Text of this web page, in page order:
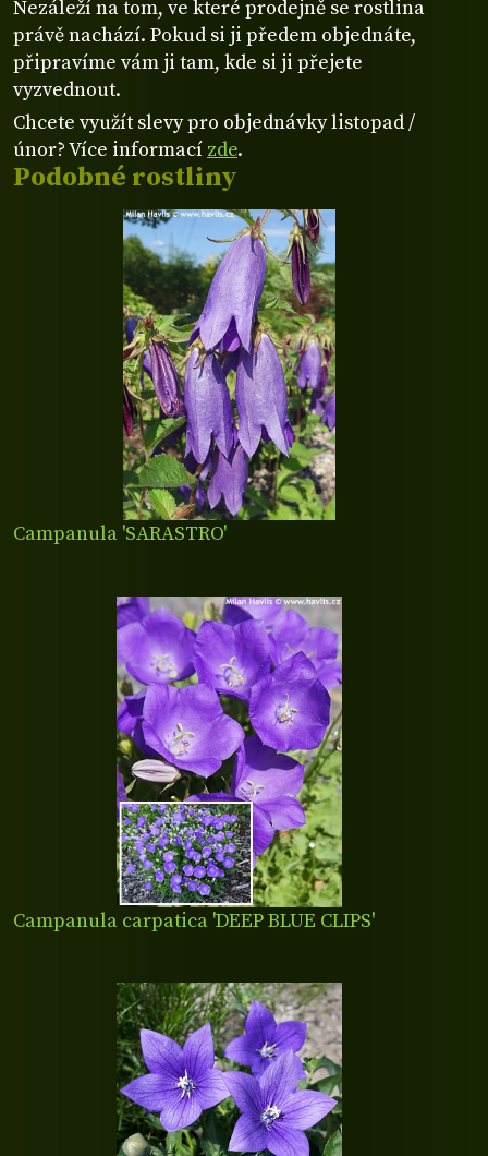
Podobné rostliny
Campanula 'SARASTRO'
Campanula carpatica 'DEEP BLUE CLIPS'
Nezáleží na tom, ve které prodejně se rostlina
právě nachází. Pokud si ji předem objednáte,
připravíme vám ji tam, kde si ji přejete
vyzvednout.
Chcete využít slevy pro objednávky listopad /
únor? Více informací zde.